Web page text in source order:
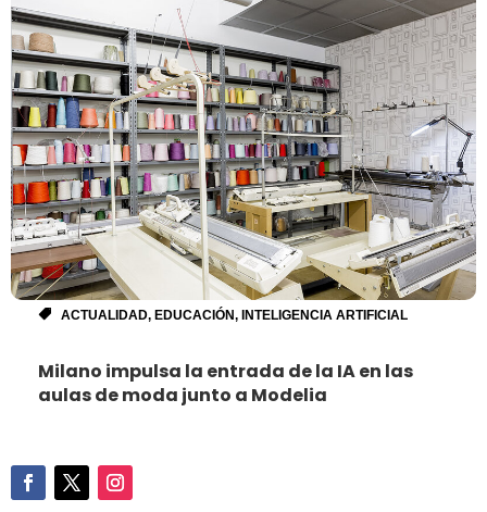
ACTUALIDAD, EDUCACIÓN, INTELIGENCIA ARTIFICIAL
Milano impulsa la entrada de la IA en las
aulas de moda junto a Modelia